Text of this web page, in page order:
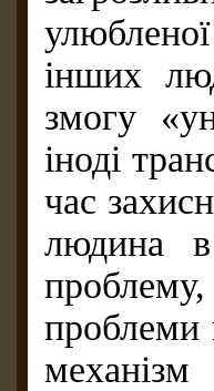
інших
змогу
іноді
час
людина
проблеми